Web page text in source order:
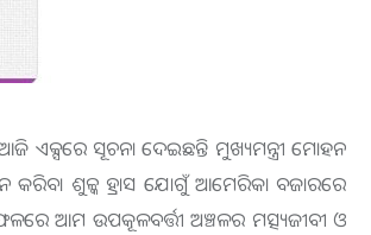
ସୂଚନା ଦେଇଛନ୍ତି ମୁଖ୍ୟମନ୍ତ୍ରୀ ମୋହନ
କରିବ। ଶୁଳ୍କ ହ୍ରାସ ଯୋଗୁଁ ଆମେରିକା ବଜାରରେ
ଆମ ଉପକୂଳବର୍ତ୍ତୀ ଅଞ୍ଚଳର ମତ୍ସ୍ୟଜୀବୀ ଓ